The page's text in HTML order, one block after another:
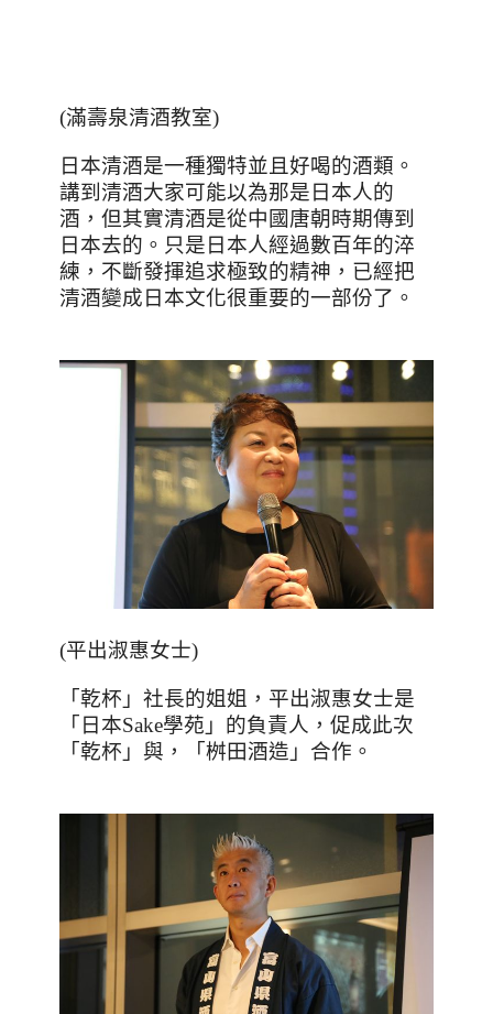
(滿壽泉清酒教室)
日本清酒是一種獨特並且好喝的酒類。
講到清酒大家可能以為那是日本人的
酒，但其實清酒是從中國唐朝時期傳到
日本去的。只是日本人經過數百年的淬
練，不斷發揮追求極致的精神，已經把
清酒變成日本文化很重要的一部份了。
(平出淑惠女士)
「乾杯」社長的姐姐，平出淑惠女士是
「日本Sake學苑」的負責人，促成此次
「乾杯」與，「桝田酒造」合作。